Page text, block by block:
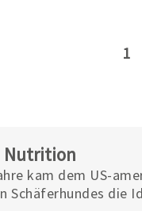
1
Nutrition
kam dem US-
Schäferhundes die